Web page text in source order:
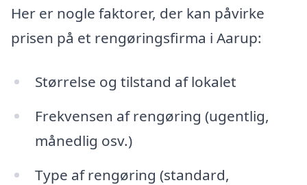
Her er nogle faktorer, der kan påvirke
prisen på et rengøringsfirma i Aarup:
Størrelse og tilstand af lokalet
Frekvensen af rengøring (ugentlig,
månedlig osv.)
Type af rengøring (standard,